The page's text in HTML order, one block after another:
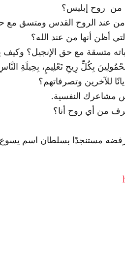
من روح إبليس؟
من عند الروح القدس ومتسق مع
أظن أنها من عند الله؟
متسقة مع حق الإنجيل؟
بِكُلِّ رِيحِ تَعْلِيمٍ، بِحِيلَةِ النَّاسِ،
للآخرين وتصرفاتهم؟
مشاعرك النفسية.
من أي روح أنا؟
مستنجدًا بسلطان اسم